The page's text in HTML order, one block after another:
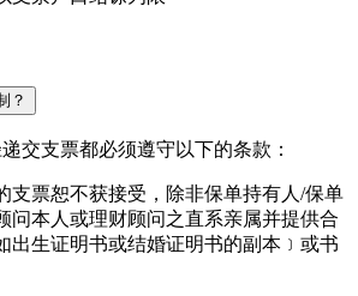
？
交支票都必须遵守以下的条款：
支票恕不获接受，除非保单持有人/保单
问本人或理财顾问之直系亲属并提供合
出生证明书或结婚证明书的副本﹞或书